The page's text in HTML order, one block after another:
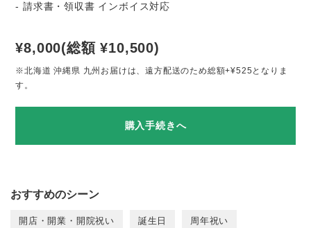
- 請求書・領収書 インボイス対応
¥8,000(総額 ¥10,500)
※北海道 沖縄県 九州お届けは、遠方配送のため総額+¥525となりま
す。
購入手続きへ
おすすめのシーン
開店・開業・開院祝い 誕生日 周年祝い